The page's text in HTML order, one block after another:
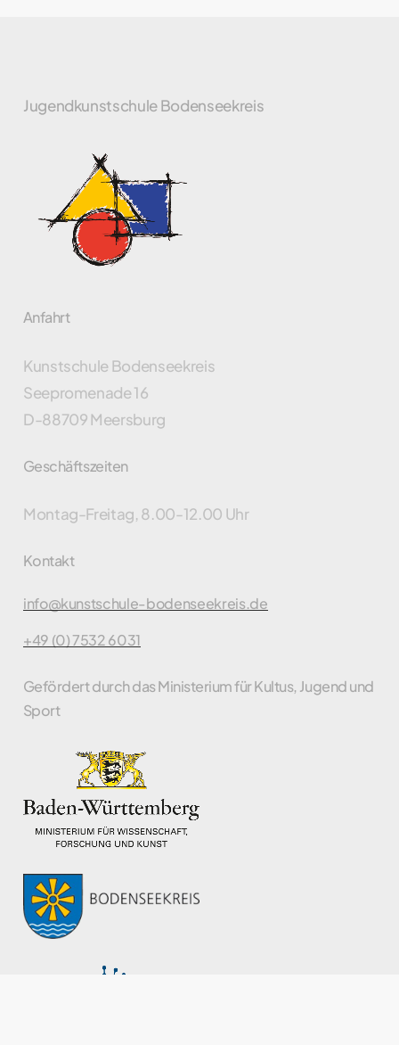
Jugendkunstschule Bodenseekreis
Anfahrt
Kunstschule Bodenseekreis
Seepromenade 16
D-88709 Meersburg
Geschäftszeiten
Montag-Freitag, 8.00-12.00 Uhr
Kontakt
info@kunstschule-bodenseekreis.de
+49 (0) 7532 6031
Gefördert durch das Ministerium für Kultus, Jugend und
Sport